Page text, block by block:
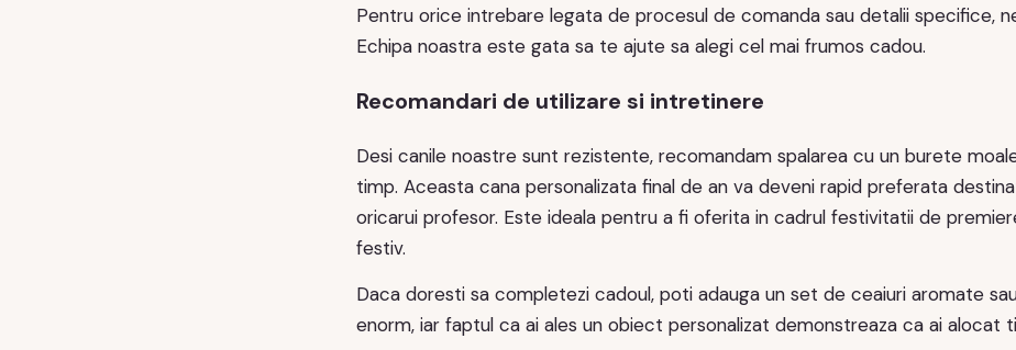
Pentru orice intrebare legata de procesul de comanda sau detalii specifice,
Echipa noastra este gata sa te ajute sa alegi cel mai frumos cadou.
Recomandari de utilizare si intretinere
Desi canile noastre sunt rezistente, recomandam spalarea cu un burete
timp. Aceasta cana personalizata final de an va deveni rapid preferata
oricarui profesor. Este ideala pentru a fi oferita in cadrul festivitatii de
festiv.
Daca doresti sa completezi cadoul, poti adauga un set de ceaiuri aromate
enorm, iar faptul ca ai ales un obiect personalizat demonstreaza ca ai alocat